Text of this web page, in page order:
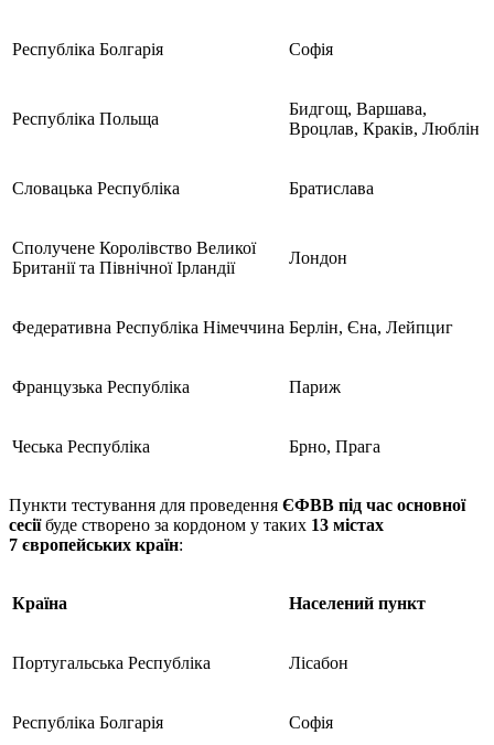
Республіка Болгарія Софія
Республіка Польща
Бидгощ, Варшава,
Вроцлав, Краків, Люблін
Словацька Республіка Братислава
Сполучене Королівство Великої
Британії та Північної Ірландії
Лондон
Федеративна Республіка Німеччина Берлін, Єна, Лейпциг
Французька Республіка Париж
Чеська Республіка Брно, Прага
Пункти тестування для проведення ЄФВВ під час основної
сесіїбуде створено за кордоном у таких 13 містах
7 європейських країн:
Країна Населений пункт
Португальська Республіка Лісабон
Республіка Болгарія Софія